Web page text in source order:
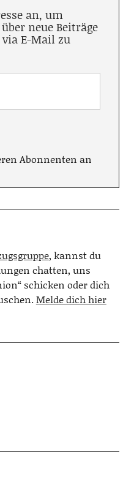
an, um
neue Beiträge
E-Mail zu
Abonnenten an
, kannst du
chatten, uns
schicken oder dich
Melde dich hier